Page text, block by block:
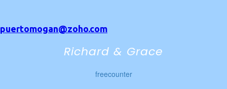
puertomogan@zoho.com
Richard & Grace
freecounter